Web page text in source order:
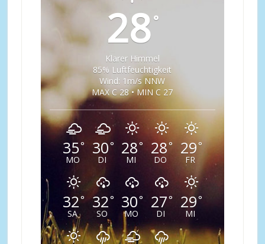
28°
Klarer Himmel
85% Luftfeuchtigkeit
Wind: 1m/s NNW
MAX C 28 • MIN C 27
35°
MO
30°
DI
28°
MI
28°
DO
29°
FR
32°
SA
32°
SO
30°
MO
27°
DI
29°
MI